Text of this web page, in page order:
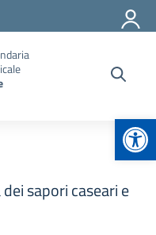
sapori caseari e